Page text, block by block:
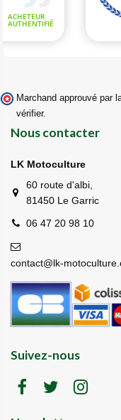
Marchand approuvé par
vérifier.
Nous contacter
LK Motoculture
60 route d'albi,
81450 Le Garric
06 47 20 98 10
contact@lk-
Suivez-nous